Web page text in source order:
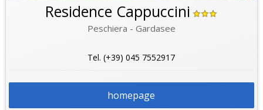
Residence Cappuccini
Peschiera - Gardasee
Tel. (+39) 045 7552917
homepage